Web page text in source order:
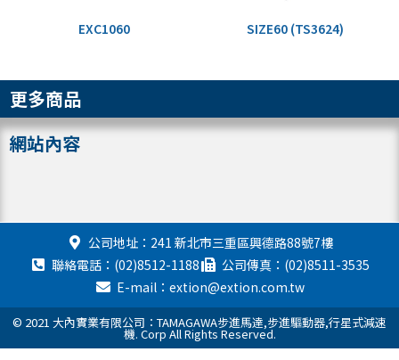
EXC1060 SIZE60 (TS3624)
更多商品
網站內容
公司地址：241 新北市三重區興德路88號7樓
聯絡電話：(02)8512-1188
公司傳真：(02)8511-3535
E-mail：extion@extion.com.tw
© 2021 大內實業有限公司：TAMAGAWA步進馬達,步進驅動器,行星式減速
機. Corp All Rights Reserved.